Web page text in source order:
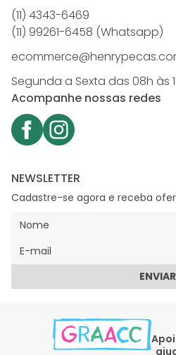
(11) 4343-6469
(11) 99261-6458 (Whatsapp)
Segunda a Sexta das 08h às
Acompanhe nossas redes
NEWSLETTER
Cadastre-se agora e receba
ENVIAR